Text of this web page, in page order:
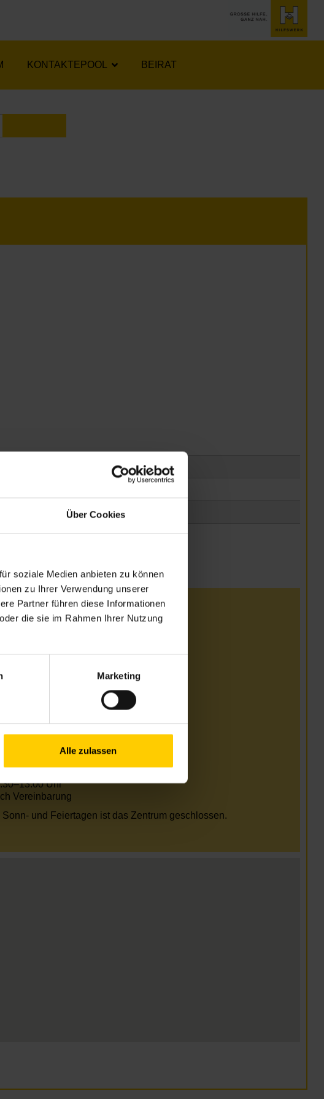
Über Cookies
soziale Medien anbieten zu können
zu Ihrer Verwendung unserer
Partner führen diese Informationen
die sie im Rahmen Ihrer Nutzung
Marketing
Alle zulassen
KONTAKTEPOOL BEIRAT
Juni
Uhr
Uhr
Vereinbarung
Juli und August
Uhr
Uhr
Vereinbarung
und Feiertagen ist das Zentrum geschlossen.